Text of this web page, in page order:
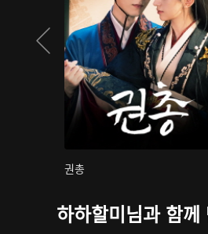
권총
하하할미님과 함